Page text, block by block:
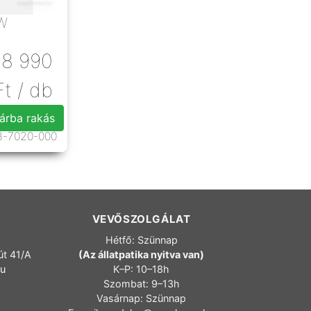
990
/ db
rakás
7020-000
41/A
VEVŐSZOLGÁLAT
Hétfő: Szünnap
(Az állatpatika nyitva van)
K–P: 10–18h
Szombat: 9–13h
Vasárnap: Szünnap